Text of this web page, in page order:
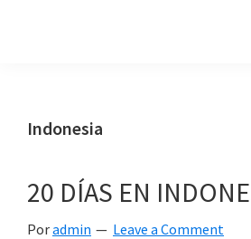
en
mis
dos
Indonesia
20 DÍAS EN
Poradmin Leave a Comment